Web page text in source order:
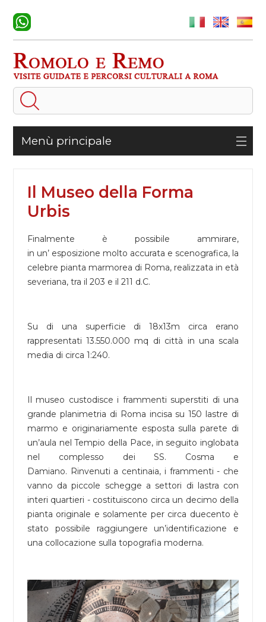
Menù principale
Il Museo della Forma
Urbis
Finalmente è possibile ammirare,
in un’ esposizione molto accurata e scenografica, la
celebre pianta marmorea di Roma, realizzata in età
severiana, tra il 203 e il 211 d.C.
Su di una superficie di 18x13m circa erano
rappresentati 13.550.000 mq di città in una scala
media di circa 1:240.
Il museo custodisce i frammenti superstiti di una
grande planimetria di Roma incisa su 150 lastre di
marmo e originariamente esposta sulla parete di
un’aula nel Tempio della Pace, in seguito inglobata
nel complesso dei SS. Cosma e
Damiano. Rinvenuti a centinaia, i frammenti - che
vanno da piccole schegge a settori di lastra con
interi quartieri - costituiscono circa un decimo della
pianta originale e solamente per circa duecento è
stato possibile raggiungere un’identificazione e
una collocazione sulla topografia moderna.